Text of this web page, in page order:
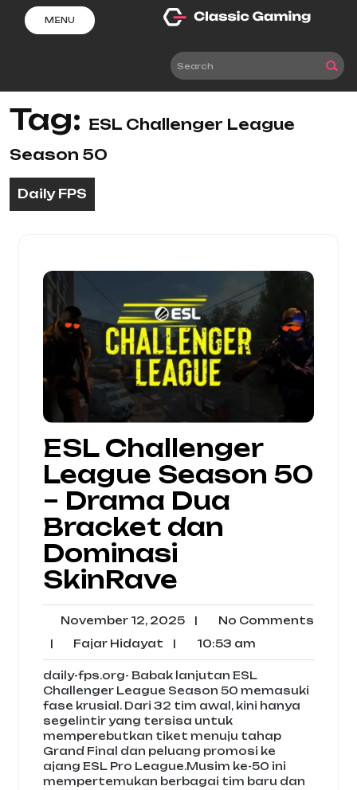
content
MENU
Tag: ESL Challenger League
Season 50
Daily FPS
ESL Challenger
League Season 50
– Drama Dua
Bracket dan
Dominasi
SkinRave
November 12, 2025November
2025
| No CommentsNo
| Fajar Hidayat Fajar
Hidayat
| 10:53 am10:53
am
daily-fps.org- Babak lanjutan ESL
Challenger League Season 50 memasuki
fase krusial. Dari 32 tim awal, kini hanya
segelintir yang tersisa untuk
memperebutkan tiket menuju tahap
Grand Final dan peluang promosi ke
ajang ESL Pro League.Musim ke-50 ini
mempertemukan berbagai tim baru dan